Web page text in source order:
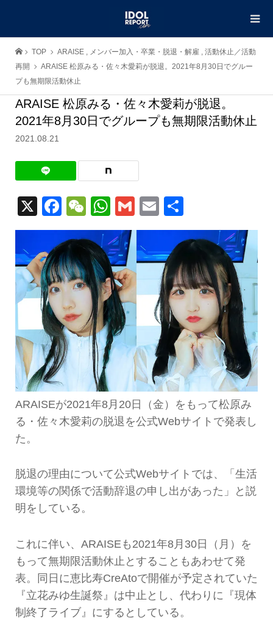
TOP ARAISE , メンバー加入・卒業・脱退・解雇 , 活動休止／活動
再開
ARAISE 松原みる・佐々木愛莉が脱退。2021年8月30日でグルー
プも無期限活動休止
ARAISE 松原みる・佐々木愛莉が脱退。
2021年8月30日でグループも無期限活動休止
2021.08.21
X Facebook
WeChat
WhatsApp
GmailEmail
有
ARAISEが2021年8月20日（金）をもって松原み
る・佐々木愛莉の脱退を公式Webサイトで発表し
た。
脱退の理由について公式Webサイトでは、「生活
環境等の関係で活動辞退の申し出があった」と説
明をしている。
これに伴い、ARAISEも2021年8月30日（月）を
もって無期限活動休止とすることもあわせて発
表。同日に恵比寿CreAtoで開催が予定されていた
『立花みゆ生誕祭』は中止とし、代わりに『現体
制終了ライブ』にするとしている。